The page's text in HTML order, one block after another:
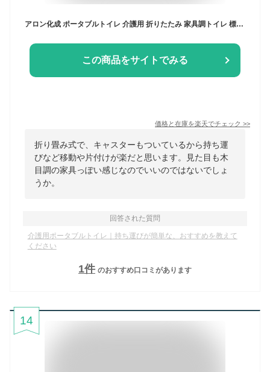
この商品をサイトでみる
価格と在庫を楽天でチェック >>
折り畳み式で、キャスターもついているから持ち運
びなど移動や片付けが楽だと思います。見た目も木
目調の家具っぽい感じなのでいいのではないでしょ
うか。
回答された質問
介護用ポータブルトイレ｜持ち運びが簡単な、おすすめを教えて
ください
1件 のおすすめ口コミがあります
14